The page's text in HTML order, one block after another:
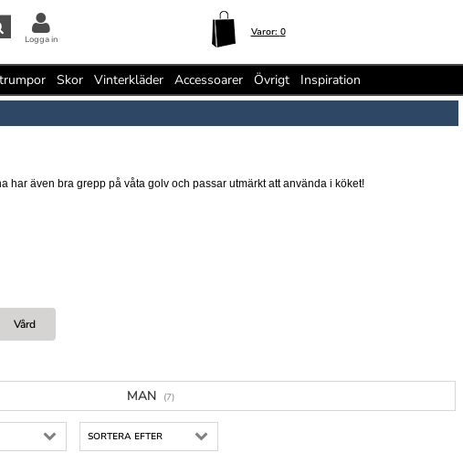
Varor: 0
Logga in
Skor Vinterkläder Accessoarer Övrigt Inspiration
har även bra grepp på våta golv och passar utmärkt att använda i köket!
Vård
MAN (7)
SORTERA EFTER